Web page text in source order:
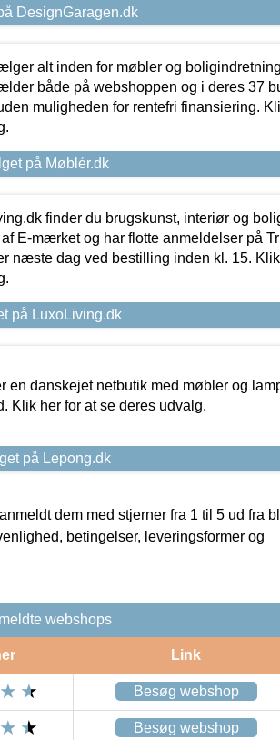
DesignGaragen.dk
alt inden for møbler og
både på webshoppen og i deres 37
muligheden for rentefri finansiering.
på Møblér.dk
finder du brugskunst, interiør og
E-mærket og har flotte anmeldelser på
næste dag ved bestilling inden kl. 15.
på LuxoLiving.dk
en danskejet netbutik med møbler og
Klik her for at se deres udvalg.
på Lepong.dk
dem med stjerner fra 1 til 5 ud fra
betingelser, leveringsformer og
webshops
Link
Besøg webshop
Besøg webshop